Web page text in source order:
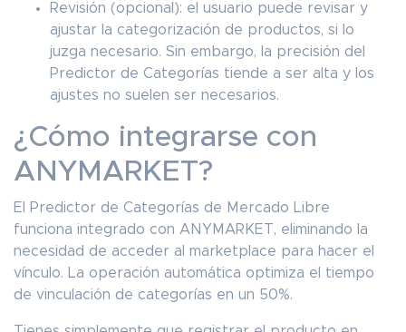
Revisión (opcional): el usuario puede revisar y
ajustar la categorización de productos, si lo
juzga necesario. Sin embargo, la precisión del
Predictor de Categorías tiende a ser alta y los
ajustes no suelen ser necesarios.
¿Cómo integrarse con
ANYMARKET?
El Predictor de Categorías de Mercado Libre
funciona integrado con ANYMARKET, eliminando la
necesidad de acceder al marketplace para hacer el
vínculo. La operación automática optimiza el tiempo
de vinculación de categorías en un 50%.